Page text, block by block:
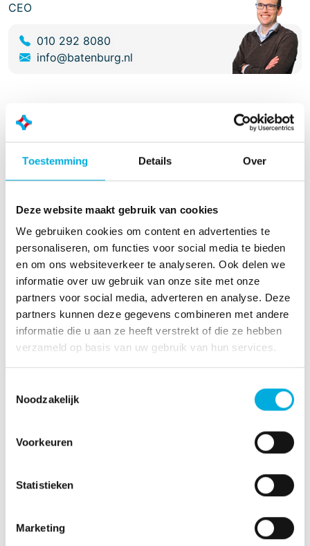
Toestemming Details Over
Deze website maakt gebruik van cookies
We gebruiken cookies om content en advertenties te
personaliseren, om functies voor social media te bieden
en om ons websiteverkeer te analyseren. Ook delen we
informatie over uw gebruik van onze site met onze
partners voor social media, adverteren en analyse. Deze
partners kunnen deze gegevens combineren met andere
informatie die u aan ze heeft verstrekt of die ze hebben
verzameld op basis van uw gebruik van hun services.
Noodzakelijk
Voorkeuren
Statistieken
Marketing
CEO
010 292 8080
info@batenburg.nl
Elles Staats, CFO, Raad van Bestuur
Industriële Automatisering